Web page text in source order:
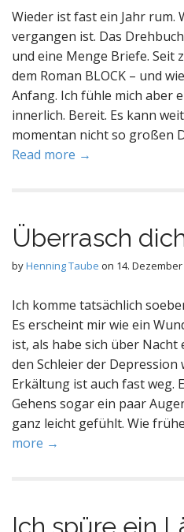
Wieder ist fast ein Jahr rum.
vergangen ist. Das
und eine Menge Briefe. Seit
dem Roman BLOCK – und
Anfang. Ich fühle mich aber
innerlich. Bereit. Es kann
momentan nicht so großen
Read more →
Überrasch
byHenning Taube on 14. Dezember
Ich komme tatsächlich
Es erscheint mir wie ein
ist, als habe sich über
den Schleier der Depression
Erkältung ist auch fast weg.
Gehens sogar ein paar
ganz leicht gefühlt. Wie
more →
Ich spüre ein